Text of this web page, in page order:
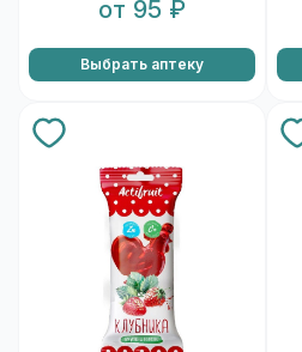
от 95 ₽
Выбрать аптеку